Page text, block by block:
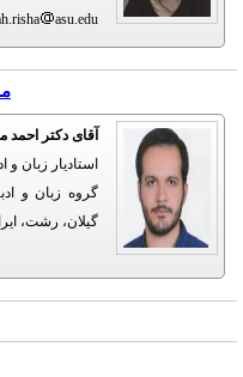
sarah.risha
asu.edu
آقای دکتر احمد
استادیار زبان و
گروه زبان و
گیلان، رشت، ایران